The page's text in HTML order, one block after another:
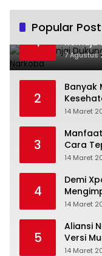
Popular
1
TP PKK
Remaja
7 Agustus
2
Banyak
14 Maret
3
Cara
14 Maret
4
Demi
14 Maret
5
Aliansi
Versi
14 Maret